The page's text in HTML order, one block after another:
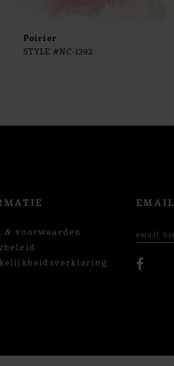
Poirier
STYLE #NC-1392
& voorwaarden
EMAIL